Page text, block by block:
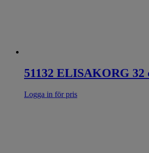
51132 ELISAKORG 32
Logga in för pris